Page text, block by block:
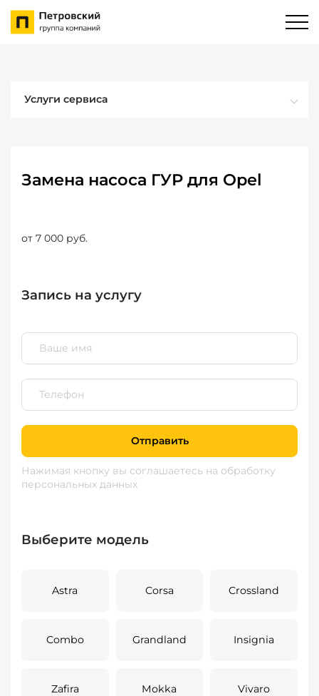
Услуги сервиса
Замена насоса ГУР для Opel
от 7 000 руб.
Запись на услугу
Отправить
Нажимая кнопку вы соглашаетесь на обработку
персональных данных
Выберите модель
Astra Corsa Crossland
Combo Grandland Insignia
Zafira Mokka Vivaro